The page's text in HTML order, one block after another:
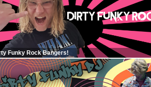
Funky Rock Bangers!